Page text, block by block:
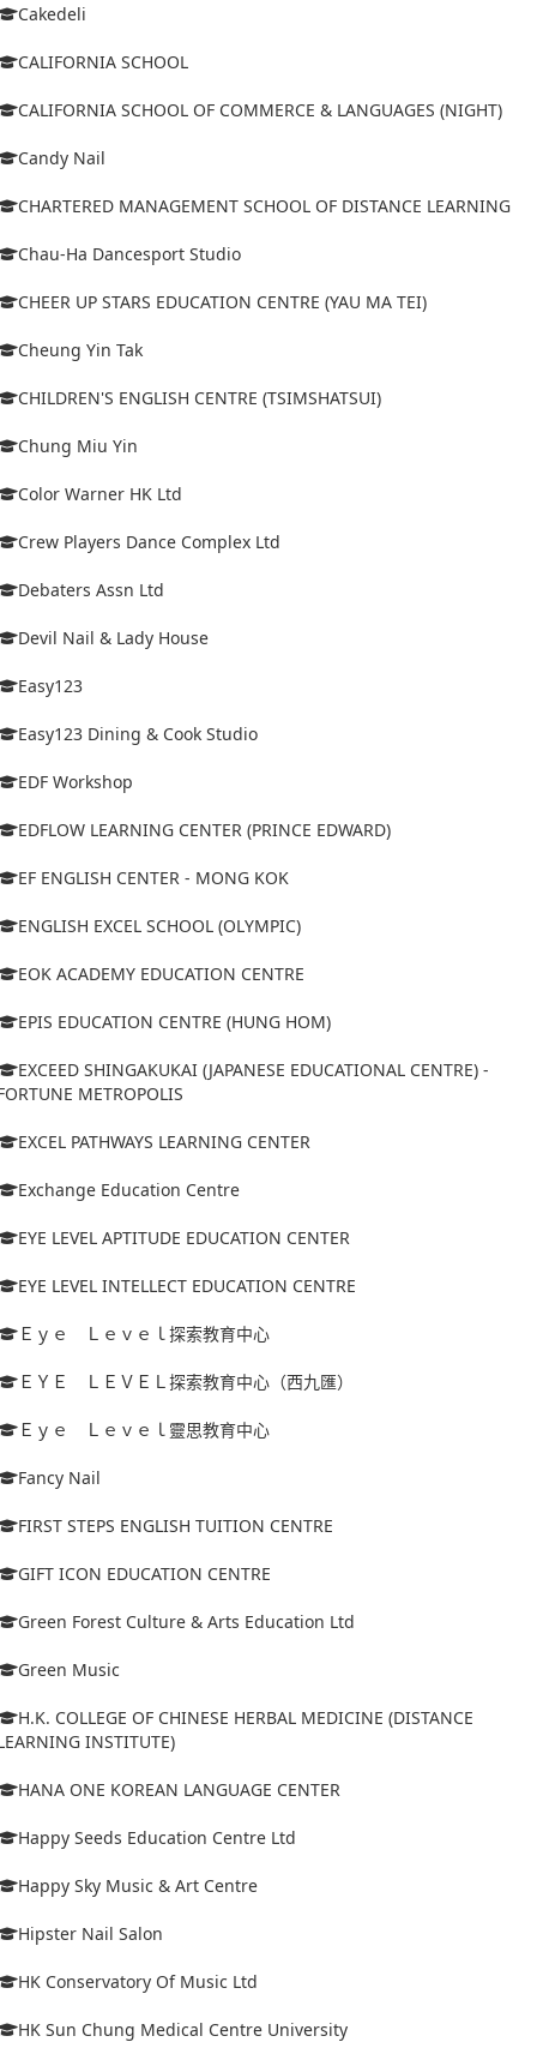
Cakedeli
CALIFORNIA SCHOOL
CALIFORNIA SCHOOL OF COMMERCE & LANGUAGES (NIGHT)
Candy Nail
CHARTERED MANAGEMENT SCHOOL OF DISTANCE LEARNING
Chau-Ha Dancesport Studio
CHEER UP STARS EDUCATION CENTRE (YAU MA TEI)
Cheung Yin Tak
CHILDREN'S ENGLISH CENTRE (TSIMSHATSUI)
Chung Miu Yin
Color Warner HK Ltd
Crew Players Dance Complex Ltd
Debaters Assn Ltd
Devil Nail & Lady House
Easy123
Easy123 Dining & Cook Studio
EDF Workshop
EDFLOW LEARNING CENTER (PRINCE EDWARD)
EF ENGLISH CENTER - MONG KOK
ENGLISH EXCEL SCHOOL (OLYMPIC)
EOK ACADEMY EDUCATION CENTRE
EPIS EDUCATION CENTRE (HUNG HOM)
EXCEED SHINGAKUKAI (JAPANESE EDUCATIONAL CENTRE) -
METROPOLIS
EXCEL PATHWAYS LEARNING CENTER
Exchange Education Centre
EYE LEVEL APTITUDE EDUCATION CENTER
EYE LEVEL INTELLECT EDUCATION CENTRE
Ｅｙｅ Ｌｅｖｅｌ探索教育中心
ＥＹＥ ＬＥＶＥＬ探索教育中心（西九匯）
Ｅｙｅ Ｌｅｖｅｌ靈思教育中心
Fancy Nail
FIRST STEPS ENGLISH TUITION CENTRE
GIFT ICON EDUCATION CENTRE
Green Forest Culture & Arts Education Ltd
Green Music
H.K. COLLEGE OF CHINESE HERBAL MEDICINE (DISTANCE
INSTITUTE)
HANA ONE KOREAN LANGUAGE CENTER
Happy Seeds Education Centre Ltd
Happy Sky Music & Art Centre
Hipster Nail Salon
HK Conservatory Of Music Ltd
HK Sun Chung Medical Centre University